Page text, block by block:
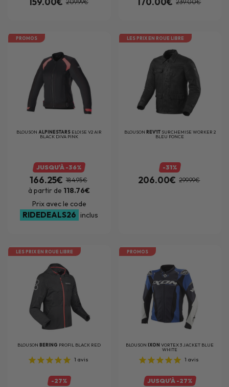
209.99€ 239.00€
PROMOS
BLOUSON ALPINESTARS ELOISE V2 AIR
BLACK DIVA PINK
JUSQU'À -36%
166.25€ 184.95€
à partir de 118.76€
Prix avec le code
RIDEDEALS26 inclus
LES PRIX EN ROUE LIBRE
BLOUSON REV'IT SURCHEMISE WORKER 2
BLEU FONCE
-31%
206.00€ 299.99€
LES PRIX EN ROUE LIBRE
BLOUSON BERING PROFIL BLACK RED
1 avis
-27%
PROMOS
BLOUSON IXONVORTEX 3 JACKET BLUE
WHITE
1 avis
JUSQU'À -27%